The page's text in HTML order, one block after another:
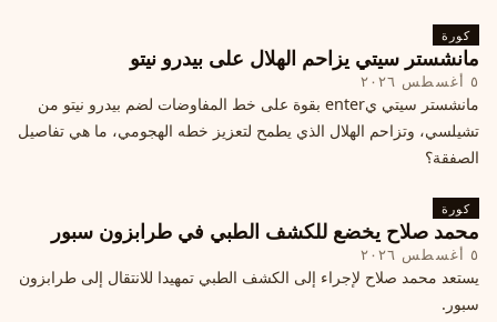
كورة
مانشستر سيتي يزاحم الهلال على بيدرو نيتو
٥ أغسطس ٢٠٢٦
مانشستر سيتي يenter بقوة على خط المفاوضات لضم بيدرو نيتو من
تشيلسي، وتزاحم الهلال الذي يطمح لتعزيز خطه الهجومي، ما هي تفاصيل
الصفقة؟
كورة
محمد صلاح يخضع للكشف الطبي في طرابزون سبور
٥ أغسطس ٢٠٢٦
يستعد محمد صلاح لإجراء إلى الكشف الطبي تمهيدا للانتقال إلى طرابزون
سبور.